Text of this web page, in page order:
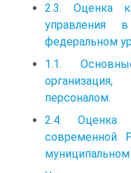
2.3. Оценка
управления
федеральном
1.1.
персоналом.
2.4. Оценка
современной
муниципальном